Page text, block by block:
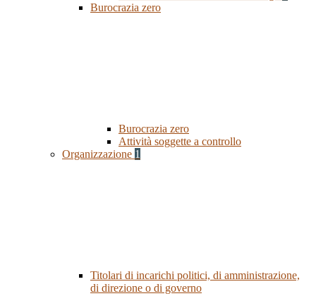
Burocrazia zero
Burocrazia zero
Attività soggette a controllo
Organizzazione 1
Titolari di incarichi politici, di amministrazione,
di direzione o di governo